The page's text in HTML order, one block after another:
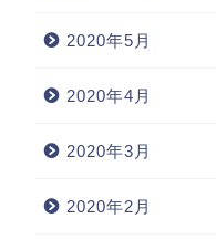
2020年5月
2020年4月
2020年3月
2020年2月